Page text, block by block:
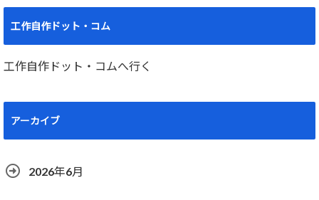
工作自作ドット・コム
工作自作ドット・コムへ行く
アーカイブ
2026年6月